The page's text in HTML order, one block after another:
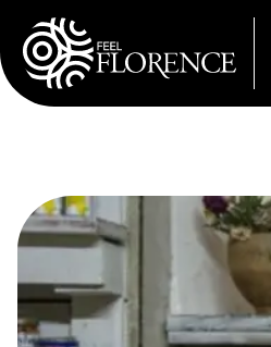
Aller au contenu principal